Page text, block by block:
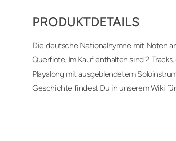
PRODUKTDETAILS
Die deutsche Nationalhymne mit Noten
Querflöte. Im Kauf enthalten sind 2
Playalong mit ausgeblendetem
Geschichte findest Du in unserem Wiki